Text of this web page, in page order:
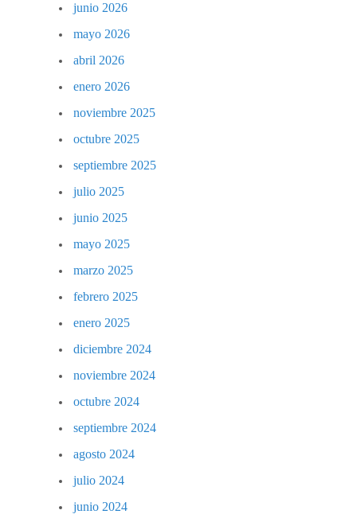
junio 2026
mayo 2026
abril 2026
enero 2026
noviembre 2025
octubre 2025
septiembre 2025
julio 2025
junio 2025
mayo 2025
marzo 2025
febrero 2025
enero 2025
diciembre 2024
noviembre 2024
octubre 2024
septiembre 2024
agosto 2024
julio 2024
junio 2024